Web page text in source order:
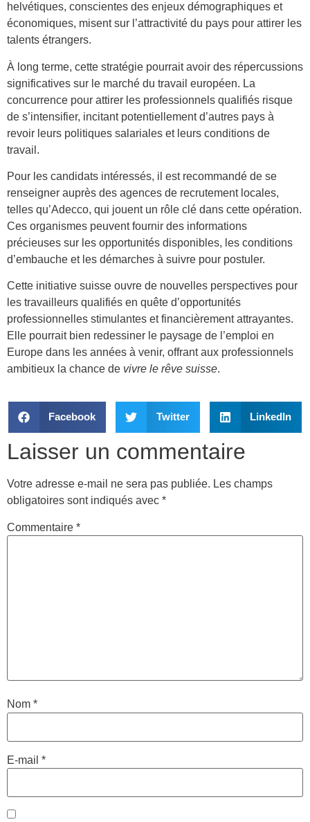
helvétiques, conscientes des enjeux démographiques et
économiques, misent sur l’attractivité du pays pour attirer les
talents étrangers.
À long terme, cette stratégie pourrait avoir des répercussions
significatives sur le marché du travail européen. La
concurrence pour attirer les professionnels qualifiés risque
de s’intensifier, incitant potentiellement d’autres pays à
revoir leurs politiques salariales et leurs conditions de
travail.
Pour les candidats intéressés, il est recommandé de se
renseigner auprès des agences de recrutement locales,
telles qu’Adecco, qui jouent un rôle clé dans cette opération.
Ces organismes peuvent fournir des informations
précieuses sur les opportunités disponibles, les conditions
d’embauche et les démarches à suivre pour postuler.
Cette initiative suisse ouvre de nouvelles perspectives pour
les travailleurs qualifiés en quête d’opportunités
professionnelles stimulantes et financièrement attrayantes.
Elle pourrait bien redessiner le paysage de l’emploi en
Europe dans les années à venir, offrant aux professionnels
ambitieux la chance de vivre le rêve suisse.
Facebook Twitter LinkedIn
Laisser un commentaire
Votre adresse e-mail ne sera pas publiée. Les champs
obligatoires sont indiqués avec *
Commentaire *
Nom *
E-mail *